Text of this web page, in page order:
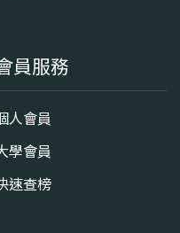
員服務
人會員
學會員
速查榜